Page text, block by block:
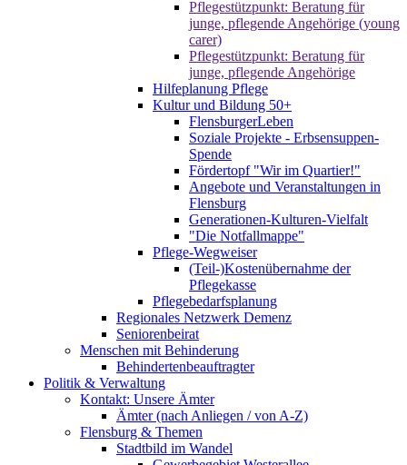
Pflegestützpunkt: Beratung für
junge, pflegende Angehörige (young
carer)
Pflegestützpunkt: Beratung für
junge, pflegende Angehörige
Hilfeplanung Pflege
Kultur und Bildung 50+
FlensburgerLeben
Soziale Projekte - Erbsensuppen-
Spende
Fördertopf "Wir im Quartier!"
Angebote und Veranstaltungen in
Flensburg
Generationen-Kulturen-Vielfalt
"Die Notfallmappe"
Pflege-Wegweiser
(Teil-)Kostenübernahme der
Pflegekasse
Pflegebedarfsplanung
Regionales Netzwerk Demenz
Seniorenbeirat
Menschen mit Behinderung
Behindertenbeauftragter
Politik & Verwaltung
Kontakt: Unsere Ämter
Ämter (nach Anliegen / von A-Z)
Flensburg & Themen
Stadtbild im Wandel